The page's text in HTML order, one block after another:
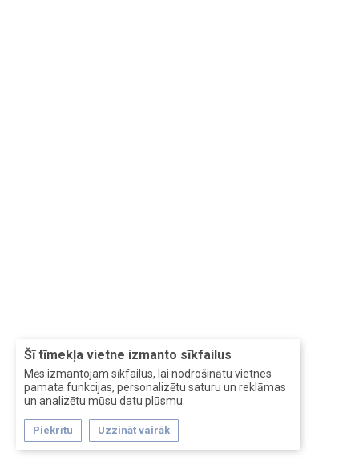
Šī tīmekļa vietne izmanto sīkfailus
Mēs izmantojam sīkfailus, lai nodrošinātu vietnes
pamata funkcijas, personalizētu saturu un reklāmas
un analizētu mūsu datu plūsmu.
Piekrītu Uzzināt vairāk